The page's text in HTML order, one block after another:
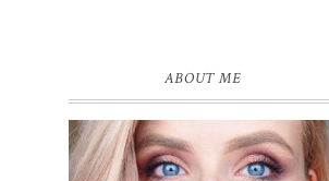
ABOUT ME